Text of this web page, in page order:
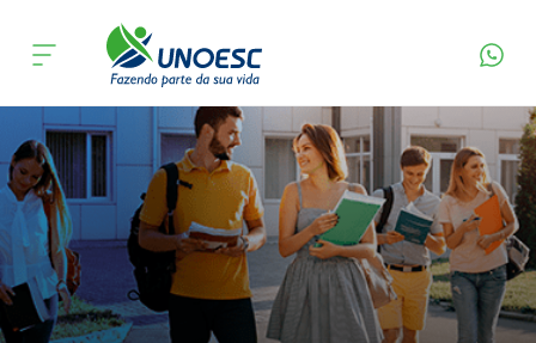
Cursos
Onde estamos
Pesquisa
Atendimento ao Estudante
Portal de Ensino
Clínica de Psicologia – Pinhalzinho